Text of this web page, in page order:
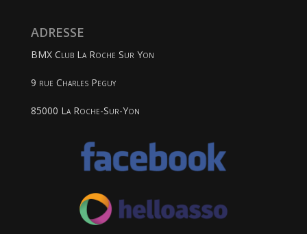
ADRESSE
BMX Club La Roche Sur Yon
9 rue Charles Peguy
85000 La Roche-Sur-Yon